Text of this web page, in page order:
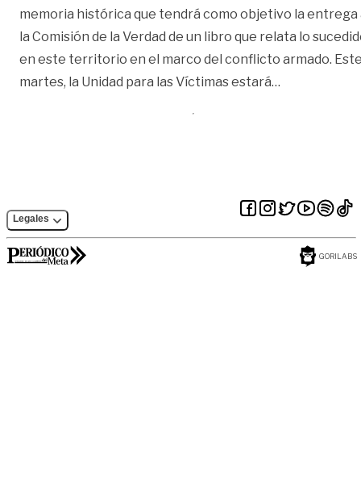
memoria histórica que tendrá como objetivo la entrega
la Comisión de la Verdad de un libro que relata lo
en este territorio en el marco del conflicto armado.
martes, la Unidad para las Víctimas estará…
Legales
GORILABS